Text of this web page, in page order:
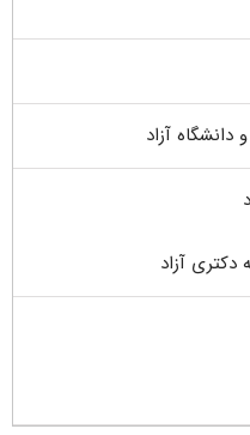
آزاد
آزاد